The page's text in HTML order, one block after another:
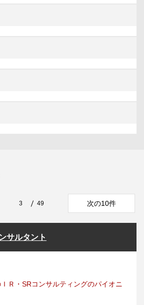
3 49 次の10件
サルタント
Ｒ・SRコンサルティングのパイオニ